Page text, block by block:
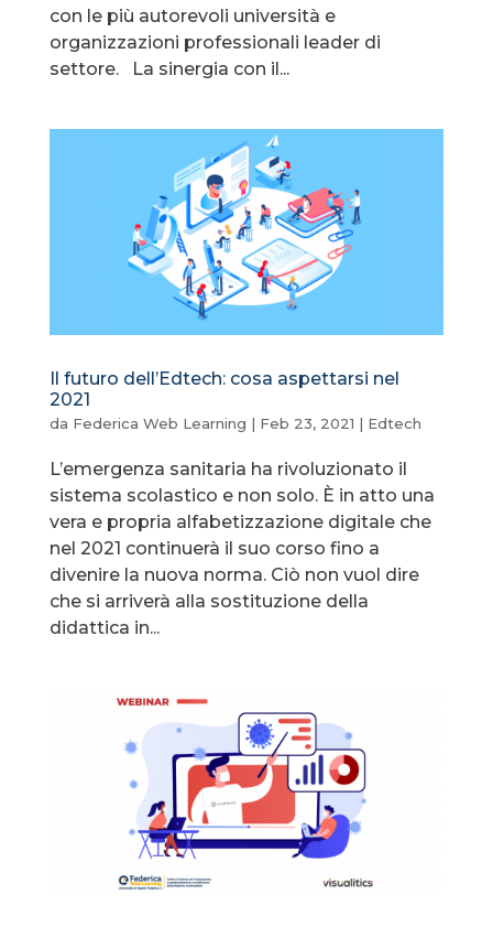
con le più autorevoli università e
organizzazioni professionali leader di
settore. La sinergia con il...
Il futuro dell’Edtech: cosa aspettarsi nel
2021
da Federica Web Learning | Feb 23, 2021 | Edtech
L’emergenza sanitaria ha rivoluzionato il
sistema scolastico e non solo. È in atto una
vera e propria alfabetizzazione digitale che
nel 2021 continuerà il suo corso fino a
divenire la nuova norma. Ciò non vuol dire
che si arriverà alla sostituzione della
didattica in...